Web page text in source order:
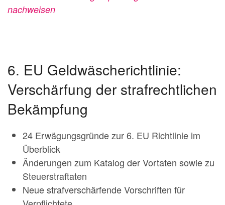
nachweisen
6. EU Geldwäscherichtlinie:
Verschärfung der strafrechtlichen
Bekämpfung
24 Erwägungsgründe zur 6. EU Richtlinie im
Überblick
Änderungen zum Katalog der Vortaten sowie zu
Steuerstraftaten
Neue strafverschärfende Vorschriften für